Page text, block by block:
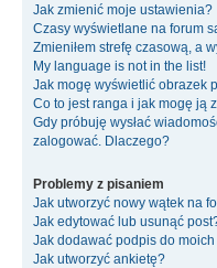
Jak zmienić moje ustawienia?
Czasy wyświetlane na forum
Zmieniłem strefę czasową, a
My language is not in the list!
Jak mogę wyświetlić obrazek
Co to jest ranga i jak mogę ją
Gdy próbuję wysłać
zalogować. Dlaczego?
Problemy z pisaniem
Jak utworzyć nowy wątek na
Jak edytować lub usunąć
Jak dodawać podpis do
Jak utworzyć ankietę?